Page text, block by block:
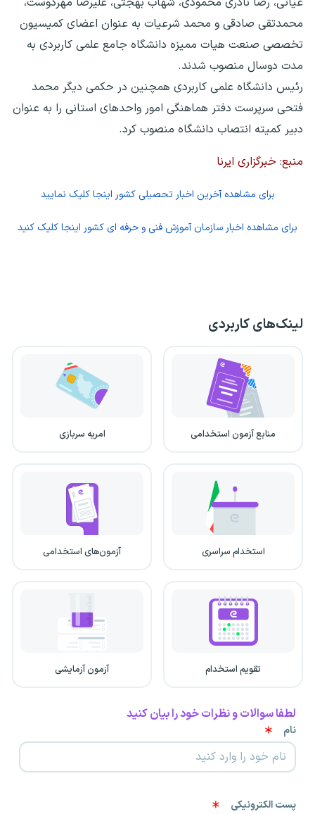
محمدتقی صادقی و محمد شرعیات به عنوان اعضای کمیسیون
تخصصی صنعت هیات ممیزه دانشگاه جامع علمی کاربردی به
مدت دوسال منصوب شدند.
رئیس دانشگاه علمی کاربردی همچنین در حکمی دیگر محمد
فتحی سرپرست دفتر هماهنگی امور واحدهای استانی را به عنوان
دبیر کمیته انتصاب دانشگاه منصوب کرد.
منبع: خبرگزاری ایرنا
برای مشاهده آخرین اخبار تحصیلی کشور اینجا کلیک نمایید
برای مشاهده اخبار سازمان آموزش فنی و حرفه ای کشور اینجا کلیک کنید
لینک‌های کاربردی
منابع آزمون استخدامی امریه سربازی
استخدام سراسری آزمون‌های استخدامی
تقویم استخدام آزمون آزمایشی
لطفا سوالات و نظرات خود را بیان کنید
نام
پست الکترونیکی